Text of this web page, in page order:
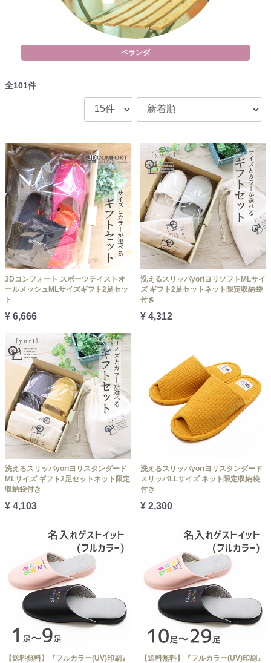
ベランダ
全101件
3Dコンフォート スポーツテイストオ
ールメッシュMLサイズギフト2足セッ
ト
¥ 6,666
洗えるスリッパyoriヨリソフトMLサイ
ズ ギフト2足セットネット限定収納袋
付き
¥ 4,312
洗えるスリッパyoriヨリスタンダード
MLサイズ ギフト2足セットネット限定
収納袋付き
¥ 4,103
洗えるスリッパyoriヨリスタンダード
スリッパLLサイズ ネット限定収納袋
付き
¥ 2,300
【送料無料】『フルカラー(UV)印刷』
【送料無料】『フルカラー(UV)印刷』